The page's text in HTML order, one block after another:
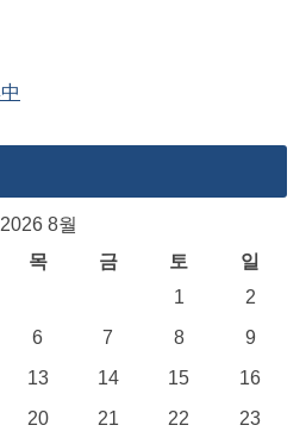
2026 8월
목 금 토
일
1
2
6 7 8
9
13 14 15
16
20 21 22
23